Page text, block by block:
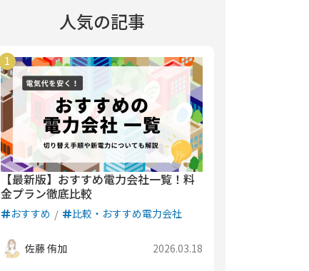
人気の記事
【最新版】おすすめ電力会社一覧！料
金プラン徹底比較
おすすめ 比較・おすすめ電力会社
佐藤 侑加 2026.03.18